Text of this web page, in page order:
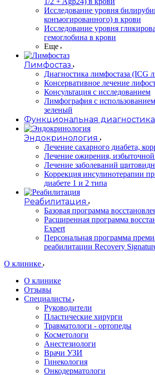
Исследование уровня
конъюгированного) в крови
Исследование уровня
гемоглобина в крови
Еще
Лимфостаз
Диагностика лимфостаза (ICG
Консервативное лечение
Консультация с исследованием
Лимфография с
зеленый
Функциональная диагностика
Эндокринология
Лечение сахарного диабета,
Лечение ожирения, избыточной
Лечение заболеваний
Коррекция инсулинотерапии
диабете 1 и 2 типа
Реабилитация
Базовая программа
Расширенная программа
Expert
Персональная программа
реабилитации Recovery
O клинике
О клинике
Отзывы
Специалисты
Руководители
Пластические хирурги
Травматологи - ортопеды
Косметологи
Анестезиологи
Врачи УЗИ
Гинекология
Онкодерматологи